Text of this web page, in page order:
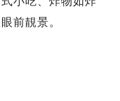
前靚景。